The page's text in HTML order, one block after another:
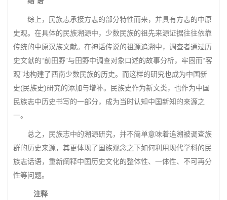
综上，民族志承接方志的部分特性而来，并具有方志的中原
史观。在具体的民族溯源中，少数民族的祖先来源证据往往依靠
传统的中原汉族文献。在神话传说的祖源追溯中，调查者通过历
史文献的“前田野”与田野中调查对象口述的故事分析，牢固而“客
观”地构建了西南少数民族的历史。而这样的研究也成为中国新
史(民族史)研究的添加与增补。民族史作为新文类，也作为中国
民族志中历史书写的一部分，成为当时认知中国新知的来源之
一。
总之，民族志中的溯源研究，并不简单意味着追溯被调查族
群的历史来源，其更体现了国族观念之下如何利用现代学科的民
族志话语，重新阐释中国历史文化的整体性、一体性、不可再分
性等问题。
注释